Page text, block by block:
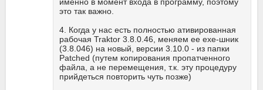
именно в момент входа в программу, поэтому
это так важно.
4. Когда у нас есть полностью ативированная
рабочая Traktor 3.8.0.46, меняем ее exe-шник
(3.8.046) на новый, версии 3.10.0 - из папки
Patched (путем копирования пропатченного
файла, а не перемещения, т.к. эту процедуру
прийдеться повторить чуть позже)